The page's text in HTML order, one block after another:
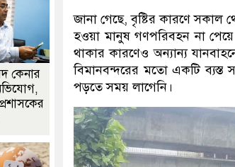
জানা গেছে, বৃষ্টির কারণে
হওয়া মানুষ গণপরিবহন না পেয়ে
থাকার কারণেও অন্যান্য
বিমানবন্দরের মতো একটি ব্যস্ত
পড়তে সময় লাগেনি।
কেনার